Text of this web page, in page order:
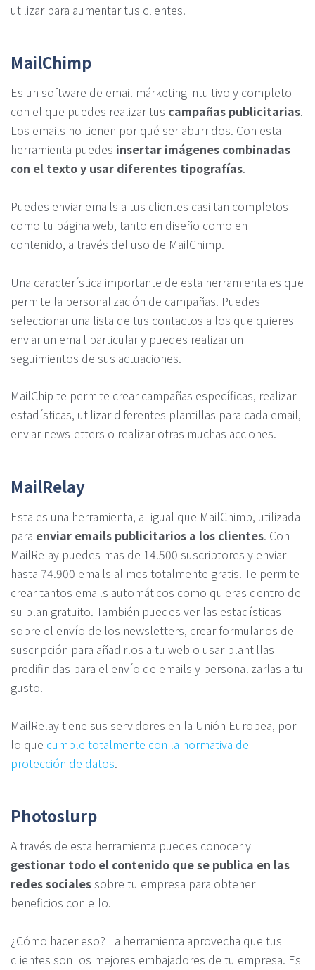
utilizar para aumentar tus clientes.
MailChimp
Es un software de email márketing intuitivo y completo
con el que puedes realizar tus campañas publicitarias.
Los emails no tienen por qué ser aburridos. Con esta
herramienta puedes insertar imágenes combinadas
con el texto y usar diferentes tipografías.
Puedes enviar emails a tus clientes casi tan completos
como tu página web, tanto en diseño como en
contenido, a través del uso de MailChimp.
Una característica importante de esta herramienta es que
permite la personalización de campañas. Puedes
seleccionar una lista de tus contactos a los que quieres
enviar un email particular y puedes realizar un
seguimientos de sus actuaciones.
MailChip te permite crear campañas específicas, realizar
estadísticas, utilizar diferentes plantillas para cada email,
enviar newsletters o realizar otras muchas acciones.
MailRelay
Esta es una herramienta, al igual que MailChimp, utilizada
para enviar emails publicitarios a los clientes. Con
MailRelay puedes mas de 14.500 suscriptores y enviar
hasta 74.900 emails al mes totalmente gratis. Te permite
crear tantos emails automáticos como quieras dentro de
su plan gratuito. También puedes ver las estadísticas
sobre el envío de los newsletters, crear formularios de
suscripción para añadirlos a tu web o usar plantillas
predifinidas para el envío de emails y personalizarlas a tu
gusto.
MailRelay tiene sus servidores en la Unión Europea, por
lo que cumple totalmente con la normativa de
protección de datos.
Photoslurp
A través de esta herramienta puedes conocer y
gestionar todo el contenido que se publica en las
redes socialessobre tu empresa para obtener
beneficios con ello.
¿Cómo hacer eso? La herramienta aprovecha que tus
clientes son los mejores embajadores de tu empresa. Es